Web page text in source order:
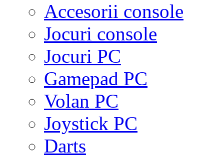
Accesorii console
Jocuri console
Jocuri PC
Gamepad PC
Volan PC
Joystick PC
Darts